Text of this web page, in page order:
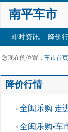
南平车市
即时资讯 降价
您现在的位置： 车市首页
降价行情
▪ 全闽乐购 走
▪ 全闽乐购•车